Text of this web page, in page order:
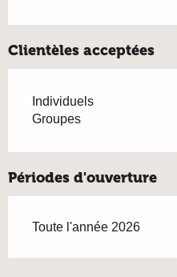
Clientèles acceptées
Individuels
Groupes
Périodes d'ouverture
Toute l'année 2026